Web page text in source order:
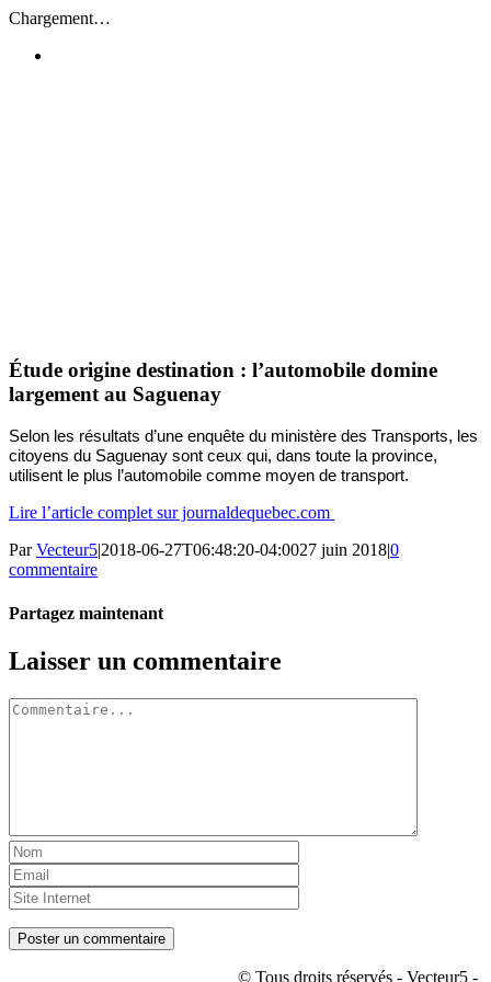
Passer
contenu
Chargement…
Étude origine destination : l’automobile domine
largement au Saguenay
Selon les résultats d’une enquête du ministère des Transports, les
citoyens du Saguenay sont ceux qui, dans toute la province,
utilisent le plus l’automobile comme moyen de transport.
Lire l’article complet sur journaldequebec.com
ParVecteur5|2018-06-27T06:48:20-04:0027 juin 2018|0
commentaire
Partagez maintenant
Facebook
Twitter
LinkedIn
Tumblr
Pinterest
Email
Laisser un commentaire
Commentaire
© Tous droits réservés - Vecteur5 -